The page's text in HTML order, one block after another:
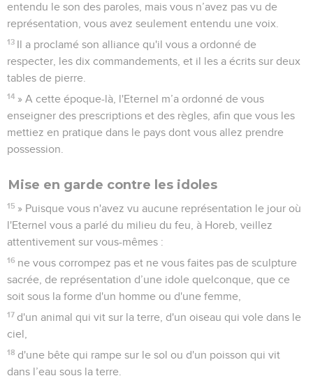
entendu le son des paroles, mais vous n’avez pas vu de
représentation, vous avez seulement entendu une voix.
13 Il a proclamé son alliance qu'il vous a ordonné de
respecter, les dix commandements, et il les a écrits sur deux
tables de pierre.
14 » A cette époque-là, l'Eternel m’a ordonné de vous
enseigner des prescriptions et des règles, afin que vous les
mettiez en pratique dans le pays dont vous allez prendre
possession.
Mise en garde contre les idoles
15 » Puisque vous n'avez vu aucune représentation le jour où
l'Eternel vous a parlé du milieu du feu, à Horeb, veillez
attentivement sur vous-mêmes :
16 ne vous corrompez pas et ne vous faites pas de sculpture
sacrée, de représentation d’une idole quelconque, que ce
soit sous la forme d'un homme ou d'une femme,
17 d'un animal qui vit sur la terre, d'un oiseau qui vole dans le
ciel,
18 d'une bête qui rampe sur le sol ou d'un poisson qui vit
dans l’eau sous la terre.